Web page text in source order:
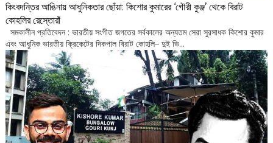
কিংবদন্তির আঙিনায় আধুনিকতার ছোঁয়া: কিশোর কুমারের ‘গৌরী কুঞ্জ’ থেকে বিরাট
কোহলির রেস্তোরাঁ
‌ সমকালীন প্রতিবেদন : ভারতীয় সংগীত জগতের সর্বকালের অন্যতম সেরা সুরসাধক কিশোর কুমার
এবং আধুনিক ভারতীয় ক্রিকেটের দিকপাল বিরাট কোহলি– ‌দুই ভি...